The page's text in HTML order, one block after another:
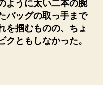
ように太い二本の腕
バッグの取っ手まで
を掴むものの、ちょ
クともしなかった。